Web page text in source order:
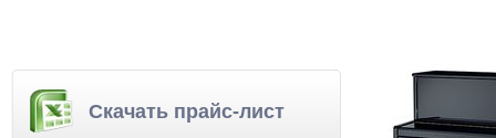
Скачать прайс-лист